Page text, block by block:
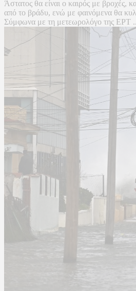
Άστατος θα είναι ο καιρός με βροχές,
από το βράδυ, ενώ με φαινόμενα θα
Σύμφωνα με τη μετεωρολόγο της ΕΡΤ